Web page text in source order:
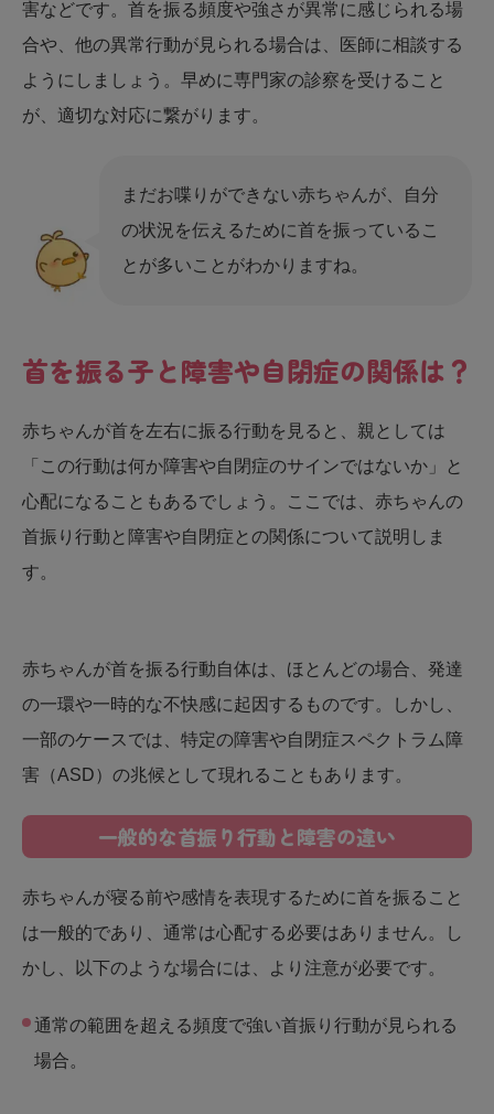
害などです。首を振る頻度や強さが異常に感じられる場
合や、他の異常行動が見られる場合は、医師に相談する
ようにしましょう。早めに専門家の診察を受けること
が、適切な対応に繋がります。
まだお喋りができない赤ちゃんが、自分
の状況を伝えるために首を振っているこ
とが多いことがわかりますね。
首を振る子と障害や自閉症の関係は？
赤ちゃんが首を左右に振る行動を見ると、親としては
「この行動は何か障害や自閉症のサインではないか」と
心配になることもあるでしょう。ここでは、赤ちゃんの
首振り行動と障害や自閉症との関係について説明しま
す。
赤ちゃんが首を振る行動自体は、ほとんどの場合、発達
の一環や一時的な不快感に起因するものです。しかし、
一部のケースでは、特定の障害や自閉症スペクトラム障
害（ASD）の兆候として現れることもあります。
一般的な首振り行動と障害の違い
赤ちゃんが寝る前や感情を表現するために首を振ること
は一般的であり、通常は心配する必要はありません。し
かし、以下のような場合には、より注意が必要です。
通常の範囲を超える頻度で強い首振り行動が見られる
場合。